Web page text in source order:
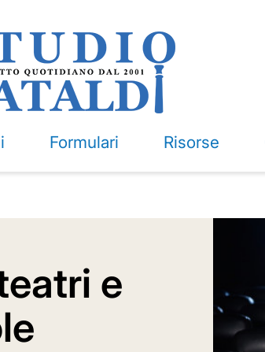
Formulari Risorse
e